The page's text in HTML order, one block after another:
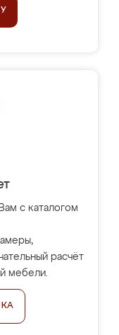
с каталогом
расчёт
мебели.